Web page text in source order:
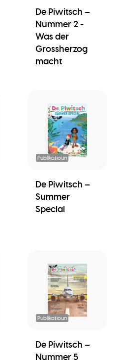
De Piwitsch –
Nummer 2 -
Was der
Grossherzog
macht
Publikatioun
De Piwitsch –
Summer
Special
Publikatioun
De Piwitsch –
Nummer 5